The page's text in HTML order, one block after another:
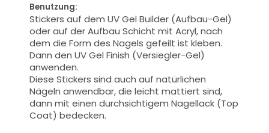
Benutzung:
Stickers auf dem UV Gel Builder (Aufbau-Gel)
oder auf der Aufbau Schicht mit Acryl, nach
dem die Form des Nagels gefeilt ist kleben.
Dann den UV Gel Finish (Versiegler-Gel)
anwenden.
Diese Stickers sind auch auf natürlichen
Nägeln anwendbar, die leicht mattiert sind,
dann mit einen durchsichtigem Nagellack (Top
Coat) bedecken.